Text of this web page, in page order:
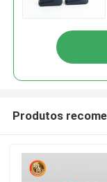
Produtos